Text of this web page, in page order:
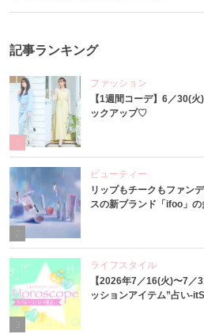
記事ランキング
ファッション
【1週間コーデ】6／30(
ックアップ♡
ビューティー
リップもチークもファン
スの新ブランド「ifoo」の
3
ライフスタイル
【2026年7／16(火)〜7
ッションアイテム”占い-